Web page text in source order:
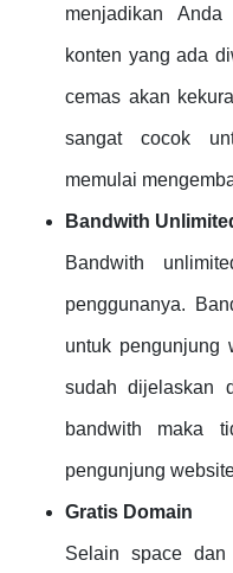
menjadikan
konten yang ada
cemas akan
sangat cocok
memulai
Bandwith
Bandwith
penggunanya.
untuk pengunjung
sudah dijelaskan
bandwith maka
pengunjung
Gratis Domain
Selain space